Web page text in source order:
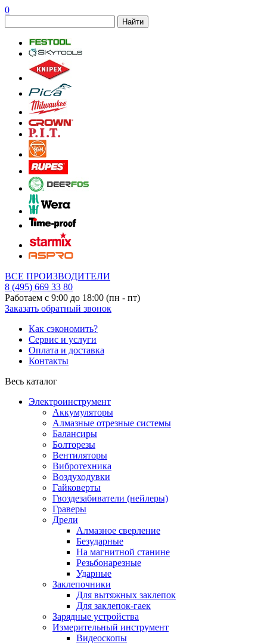
0
Найти
ВСЕ ПРОИЗВОДИТЕЛИ
8 (495) 669 33 80
Работаем с 9:00 до 18:00 (пн - пт)
Заказать обратный звонок
Как сэкономить?
Сервис и услуги
Оплата и доставка
Контакты
Весь каталог
Электроинструмент
Аккумуляторы
Алмазные отрезные системы
Балансиры
Болторезы
Вентиляторы
Вибротехника
Воздуходувки
Гайковерты
Гвоздезабиватели (нейлеры)
Граверы
Дрели
Алмазное сверление
Безударные
На магнитной станине
Резьбонарезные
Ударные
Заклепочники
Для вытяжных заклепок
Для заклепок-гаек
Зарядные устройства
Измерительный инструмент
Видеоскопы